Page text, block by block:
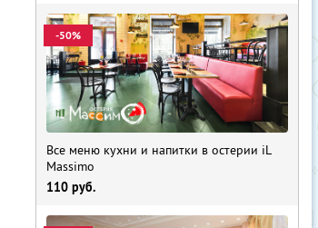
-50%
Все меню кухни и напитки в остерии iL
Massimo
110 руб.